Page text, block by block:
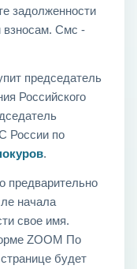
задолженности
взносам. Смс -
председатель
Российского
России по
.
предварительно
начала
свое имя.
ZOOM По
будет